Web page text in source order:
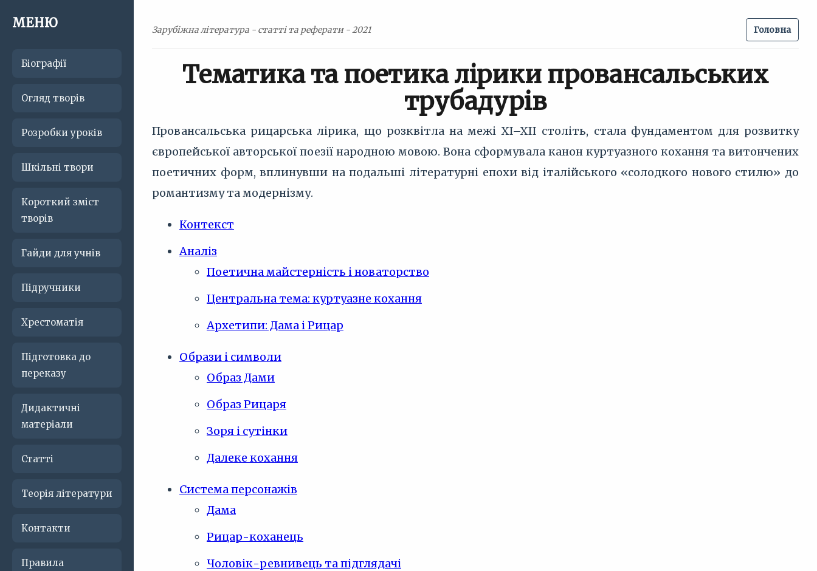
МЕНЮ
Біографії
Огляд творів
Розробки уроків
Шкільні твори
Короткий зміст
творів
Гайди для учнів
Підручники
Хрестоматія
Підготовка до
переказу
Дидактичні
матеріали
Статті
Теорія літератури
Контакти
Правила
Зарубіжна література - статті та реферати - 2021 Головна
Тематика та поетика лірики провансальських
трубадурів
Провансальська рицарська лірика, що розквітла на межі XI–XII століть, стала фундаментом для розвитку
європейської авторської поезії народною мовою. Вона сформувала канон куртуазного кохання та витончених
поетичних форм, вплинувши на подальші літературні епохи від італійського «солодкого нового стилю» до
романтизму та модернізму.
Контекст
Аналіз
Поетична майстерність і новаторство
Центральна тема: куртуазне кохання
Архетипи: Дама і Рицар
Образи і символи
Образ Дами
Образ Рицаря
Зоря і сутінки
Далеке кохання
Система персонажів
Дама
Рицар-коханець
Чоловік-ревнивець та підглядачі